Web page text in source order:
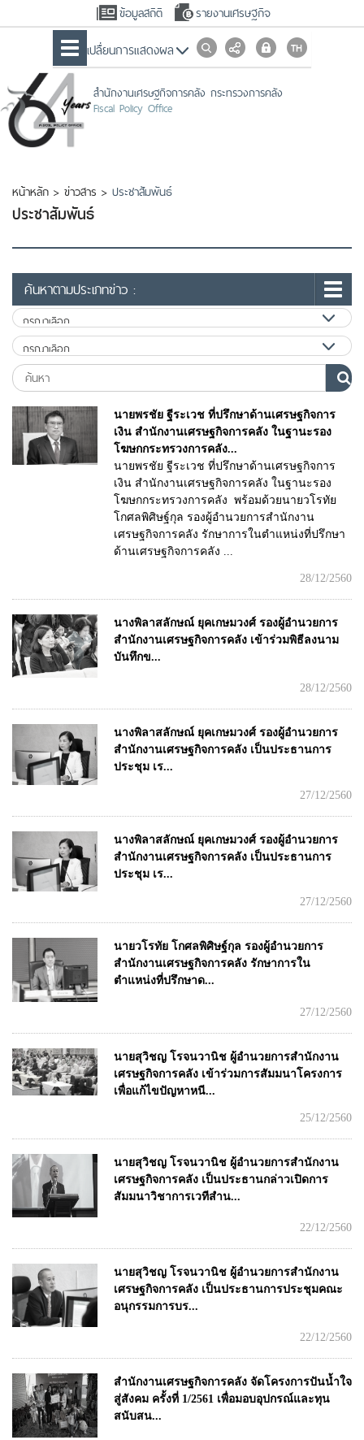
ข้อมูลสถิติ รายงานเศรษฐกิจ
เปลื่ยนการแสดงผล
สำนักงานเศรษฐกิจการคลัง กระทรวงการคลัง
Fiscal Policy Office
หน้าหลัก > ข่าวสาร > ประชาสัมพันธ์
ประชาสัมพันธ์
ค้นหาตามประเภทข่าว :
นายพรชัย ฐีระเวช ที่ปรึกษาด้านเศรษฐกิจการ
เงิน สำนักงานเศรษฐกิจการคลัง ในฐานะรอง
โฆษกกระทรวงการคลัง...
นายพรชัย ฐีระเวช ที่ปรึกษาด้านเศรษฐกิจการ
เงิน สำนักงานเศรษฐกิจการคลัง ในฐานะรอง
โฆษกกระทรวงการคลัง พร้อมด้วยนายวโรทัย
โกศลพิศิษฐ์กุล รองผู้อำนวยการสำนักงาน
เศรษฐกิจการคลัง รักษาการในตำแหน่งที่ปรึกษา
ด้านเศรษฐกิจการคลัง ...
28/12/2560
นางพิลาสลักษณ์ ยุคเกษมวงศ์ รองผู้อำนวยการ
สำนักงานเศรษฐกิจการคลัง เข้าร่วมพิธีลงนาม
บันทึกข...
28/12/2560
นางพิลาสลักษณ์ ยุคเกษมวงศ์ รองผู้อำนวยการ
สำนักงานเศรษฐกิจการคลัง เป็นประธานการ
ประชุม เร...
27/12/2560
นางพิลาสลักษณ์ ยุคเกษมวงศ์ รองผู้อำนวยการ
สำนักงานเศรษฐกิจการคลัง เป็นประธานการ
ประชุม เร...
27/12/2560
นายวโรทัย โกศลพิศิษฐ์กุล รองผู้อำนวยการ
สำนักงานเศรษฐกิจการคลัง รักษาการใน
ตำแหน่งที่ปรึกษาด...
27/12/2560
นายสุวิชญ โรจนวานิช ผู้อำนวยการสำนักงาน
เศรษฐกิจการคลัง เข้าร่วมการสัมมนาโครงการ
เพื่อแก้ไขปัญหาหนี...
25/12/2560
นายสุวิชญ โรจนวานิช ผู้อำนวยการสำนักงาน
เศรษฐกิจการคลัง เป็นประธานกล่าวเปิดการ
สัมมนาวิชาการเวทีสำน...
22/12/2560
นายสุวิชญ โรจนวานิช ผู้อำนวยการสำนักงาน
เศรษฐกิจการคลัง เป็นประธานการประชุมคณะ
อนุกรรมการบร...
22/12/2560
สำนักงานเศรษฐกิจการคลัง จัดโครงการปันน้ำใจ
สู่สังคม ครั้งที่ 1/2561 เพื่อมอบอุปกรณ์และทุน
สนับสน...